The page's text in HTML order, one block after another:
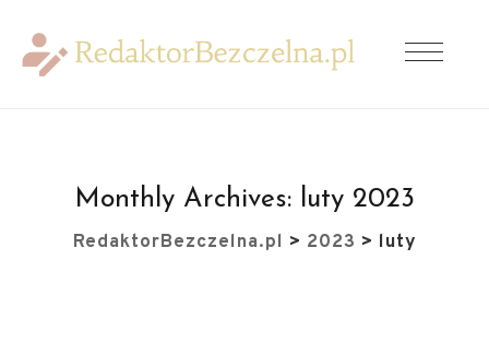
Monthly Archives: luty 2023
RedaktorBezczelna.pl > 2023 > luty